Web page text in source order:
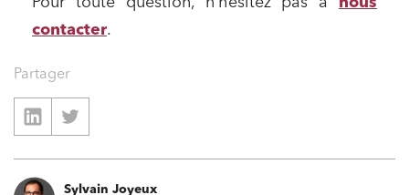
contacter.
Partager
Sylvain Joyeux
J'ai lu et j'accepte la